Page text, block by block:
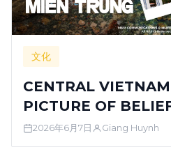
文化
CENTRAL
PICTURE OF
RELIGIONS
2026年6月7日 Giang Huynh